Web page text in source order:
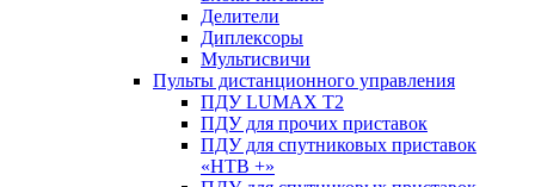
Делители
Диплексоры
Мультисвичи
Пульты дистанционного управления
ПДУ LUMAX Т2
ПДУ для прочих приставок
ПДУ для спутниковых приставок
«НТВ +»